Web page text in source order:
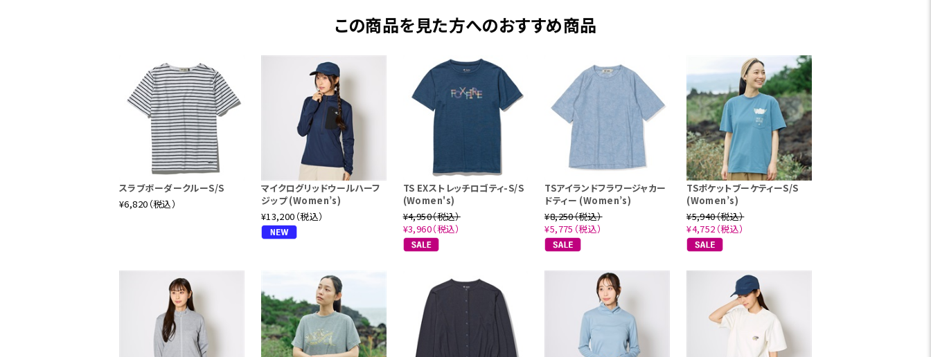
この商品を見た方へのおすすめ商品
スラブボーダークルーS/S
¥6,820（税込）
マイクログリッドウールハーフ
ジップ (Women’s)
¥13,200（税込）
TS EXストレッチロゴティ-S/S
(Women's)
¥4,950（税込）
¥3,960（税込）
TSアイランドフラワージャカー
ドティー (Women’s)
¥8,250（税込）
¥5,775（税込）
TSポケットブーケティーS/S
(Women’s)
¥5,940（税込）
¥4,752（税込）